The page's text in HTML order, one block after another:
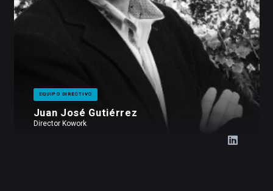
EQUIPO DIRECTIVO
Juan José Gutiérrez
Director Kowork